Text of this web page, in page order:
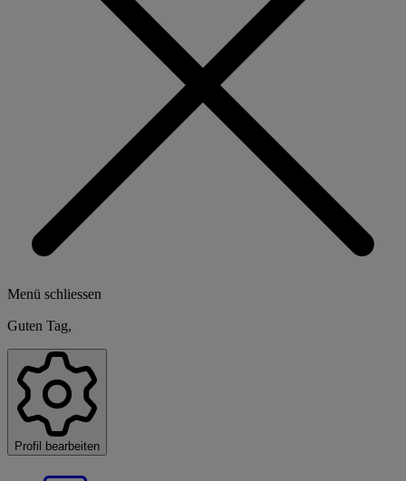
Menü schliessen
Guten Tag,
Profil bearbeiten